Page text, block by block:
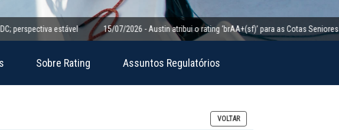
estável 15/07/2026 - Austin atribui o rating ‘brAA+(sf)’ para as Cotas Seniores da
Sobre Rating Assuntos Regulatórios
VOLTAR